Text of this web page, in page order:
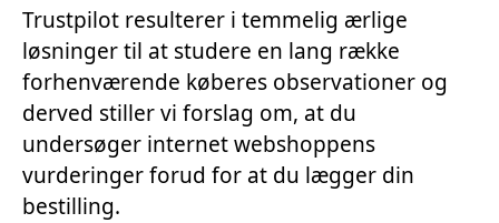
Trustpilot resulterer i temmelig ærlige
løsninger til at studere en lang række
forhenværende køberes observationer og
derved stiller vi forslag om, at du
undersøger internet webshoppens
vurderinger forud for at du lægger din
bestilling.